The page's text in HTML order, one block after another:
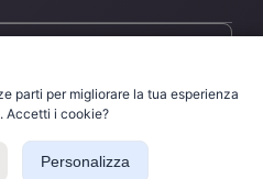
parti per migliorare la tua esperienza
Accetti i cookie?
Personalizza
di ServizioLicenza